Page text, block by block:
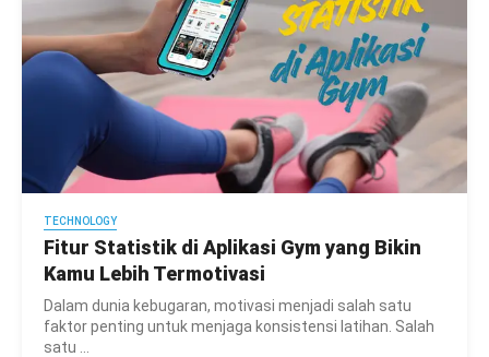
TECHNOLOGY
Fitur Statistik di Aplikasi Gym yang Bikin
Kamu Lebih Termotivasi
Dalam dunia kebugaran, motivasi menjadi salah satu
faktor penting untuk menjaga konsistensi latihan. Salah
satu ...